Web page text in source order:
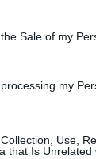
Sale of my
my
Use,
that Is
της
αρχαίας